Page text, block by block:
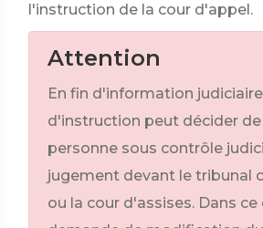
l'instruction de la cour d'appel.
Attention
En fin d'information
d'instruction peut décider
personne sous contrôle
jugement devant le tribunal
ou la cour d'assises. Dans ce